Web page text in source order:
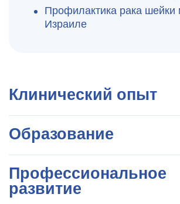
Профилактика рака шейки
Израиле
Клинический опыт
менопауза
Образование
Специализация в Тель
университете по акушерству,
гинекологии и бесплодию
Профессиональное
развитие